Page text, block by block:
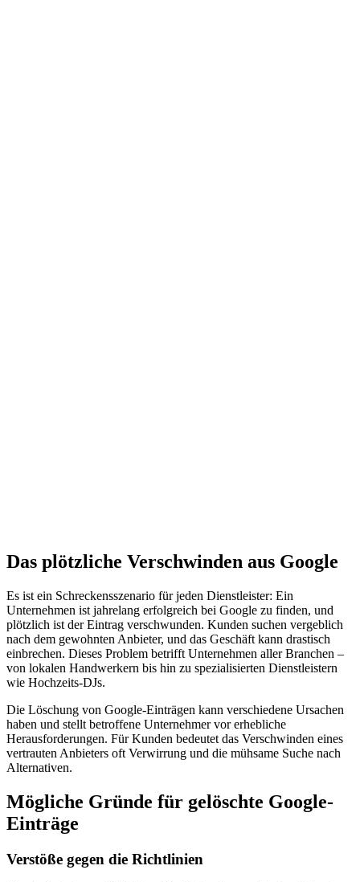
Das plötzliche Verschwinden aus Google
Es ist ein Schreckensszenario für jeden Dienstleister: Ein
Unternehmen ist jahrelang erfolgreich bei Google zu finden, und
plötzlich ist der Eintrag verschwunden. Kunden suchen vergeblich
nach dem gewohnten Anbieter, und das Geschäft kann drastisch
einbrechen. Dieses Problem betrifft Unternehmen aller Branchen –
von lokalen Handwerkern bis hin zu spezialisierten Dienstleistern
wie Hochzeits-DJs.
Die Löschung von Google-Einträgen kann verschiedene Ursachen
haben und stellt betroffene Unternehmer vor erhebliche
Herausforderungen. Für Kunden bedeutet das Verschwinden eines
vertrauten Anbieters oft Verwirrung und die mühsame Suche nach
Alternativen.
Mögliche Gründe für gelöschte Google-
Einträge
Verstöße gegen die Richtlinien